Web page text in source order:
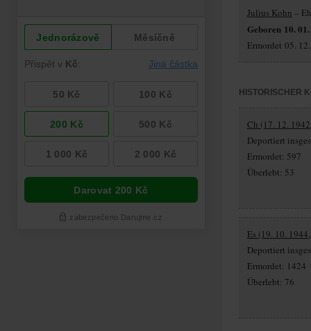
Julius Kohn –
Geboren 10.
Ermordet 05.
HISTORISCHER
Ch (17. 12.
Deportiert
Ermordet: 597
Überlebt: 53
Es (19. 10.
Deportiert
Ermordet: 1424
Überlebt: 76